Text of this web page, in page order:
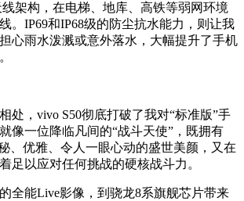
架构，在电梯、地库、高铁等弱网环境
。IP69和IP68级的防尘抗水能力，则让我
心雨水泼溅或意外落水，大幅提升了手机
处，vivo S50彻底打破了我对“标准版”手
像一位降临凡间的“战斗天使”，既拥有
、优雅、令人一眼心动的盛世美颜，又在
足以应对任何挑战的硬核战斗力。
全能Live影像，到骁龙8系旗舰芯片带来